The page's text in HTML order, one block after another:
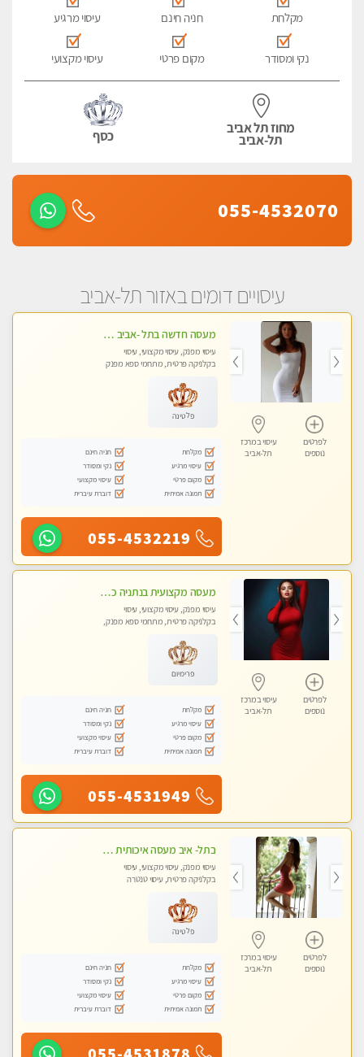
מקלחת חניה חינם עיסוי מרגיע
נקי ומסודר מקום פרטי עיסוי מקצועי
מחוז תל אביב
תל-אביב כסף
055-4532070
עיסויים דומים באזור תל-אביב
לפרטים
נוספים
עיסוי במרכז
תל-אביב
מעסה חדשה בתל -אביב מטפלת מקצוענית ידי זהב VIP-מומלץ לחלוטין! פרטי! ​​​​​​ Highly recommended
עיסוי מפנק, עיסוי מקצועי, עיסוי
בקלניקה פרטית, מתחמי ספא מפנק
פלטינה
מקלחת
חניה חינם
עיסוי מרגיע
נקי ומסודר
מקום פרטי
עיסוי מקצועי
תמונה אמיתית
דוברת עיברית
055-4532219
לפרטים
נוספים
עיסוי במרכז
תל-אביב
מעסה מקצועית בנתניה כל סוגי העיסויים מעסה מקצועית ואיכותית פרטי!!!
עיסוי מפנק, עיסוי מקצועי, עיסוי
בקלניקה פרטית, מתחמי ספא מפנק,
פרימיום
מקלחת
חניה חינם
עיסוי מרגיע
נקי ומסודר
מקום פרטי
עיסוי מקצועי
תמונה אמיתית
דוברת עיברית
055-4531949
לפרטים
נוספים
עיסוי במרכז
תל-אביב
בתל- איב מעסה איכותית מקצועית ומפנקת
עיסוי מפנק, עיסוי מקצועי, עיסוי
בקלניקה פרטית, עיסוי טנטרה
פלטינה
מקלחת
חניה חינם
עיסוי מרגיע
נקי ומסודר
מקום פרטי
עיסוי מקצועי
תמונה אמיתית
דוברת עיברית